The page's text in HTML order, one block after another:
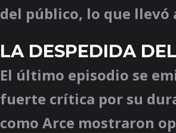
del público, lo que llevó
LA DESPEDIDA
El último episodio se
fuerte crítica por su
como Arce mostraron